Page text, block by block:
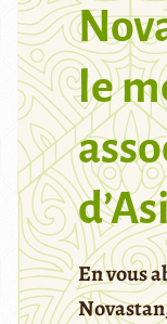
le
En vous